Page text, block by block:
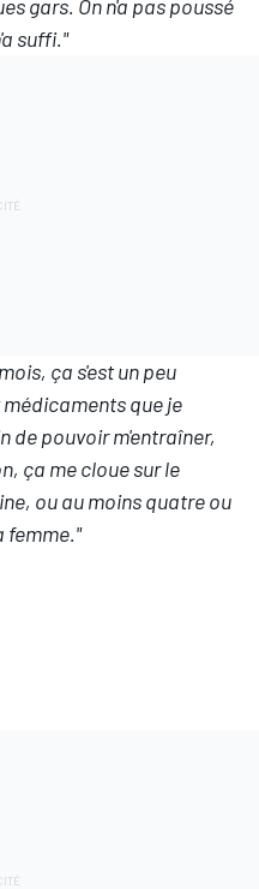
gars. On n'a pas poussé
suffi."
ça s'est un peu
que je
de pouvoir m'entraîner,
ça me cloue sur le
ou au moins quatre ou
femme."